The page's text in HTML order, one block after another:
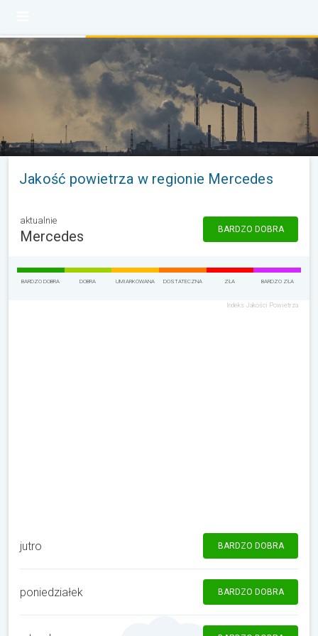
Jakość powietrza w regionie Mercedes
aktualnie
Mercedes BARDZO DOBRA
BARDZO DOBRA DOBRA UMIARKOWANA DOSTATECZNA ZŁA BARDZO ZŁA
Indeks Jakości Powietrza
jutro BARDZO DOBRA
poniedziałek BARDZO DOBRA